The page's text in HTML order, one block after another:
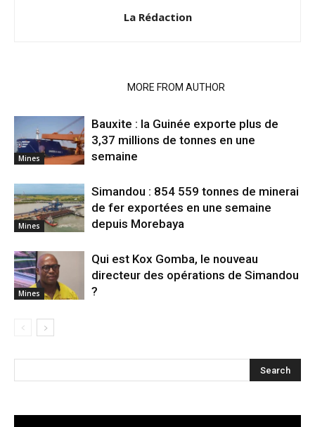
La Rédaction
MORE FROM AUTHOR
Mines
Bauxite : la Guinée exporte plus de
3,37 millions de tonnes en une
semaine
Mines
Simandou : 854 559 tonnes de minerai
de fer exportées en une semaine
depuis Morebaya
Mines
Qui est Kox Gomba, le nouveau
directeur des opérations de Simandou
?